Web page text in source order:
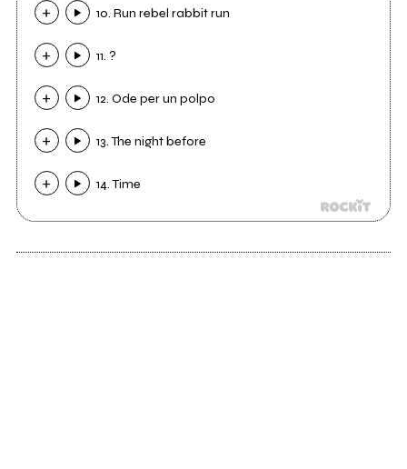
10. Run rebel rabbit run
11. ?
12. Ode per un polpo
13. The night before
14. Time